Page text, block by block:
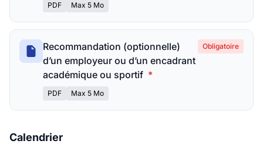
PDF Max 5 Mo
Recommandation (optionnelle)
d’un employeur ou d’un encadrant
académique ou sportif *
PDF Max 5 Mo
Obligatoire
Calendrier